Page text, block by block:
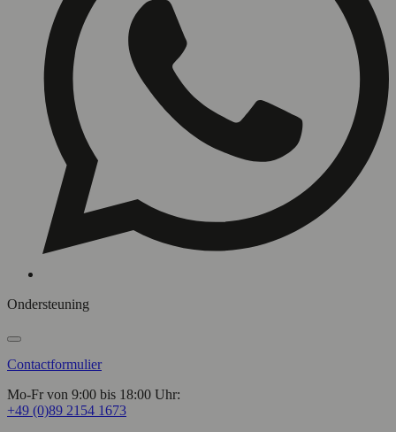
Ondersteuning
Contactformulier
Mo-Fr von 9:00 bis 18:00 Uhr:
+49 (0)89 2154 1673